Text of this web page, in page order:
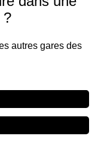
?
autres gares des